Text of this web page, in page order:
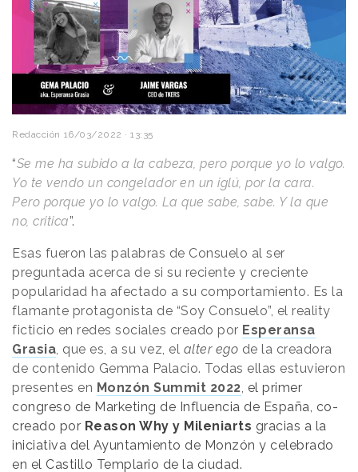
Redacción 16/03/2022 · 13:35
“Se me ha subido a la cabeza, pero porque yo lo valgo.
Yo te vendo un congelador en un iglú, por la cara.
Pero porque yo lo valgo. La que sabe, sabe. Y la que
no, critica”.
Esas fueron las palabras de Consuelo al ser
preguntada acerca de si su reciente y creciente
popularidad ha afectado a su comportamiento. Es la
flamante protagonista de “Soy Consuelo”, el reality
ficticio en redes sociales creado por Esperansa
Grasia, que es, a su vez, el alter ego de la creadora
de contenido Gemma Palacio. Todas ellas estuvieron
presentes en Monzón Summit 2022, el primer
congreso de Marketing de Influencia de España, co-
creado por Reason Why y Mileniarts gracias a la
iniciativa del Ayuntamiento de Monzón y celebrado
en el Castillo Templario de la ciudad.